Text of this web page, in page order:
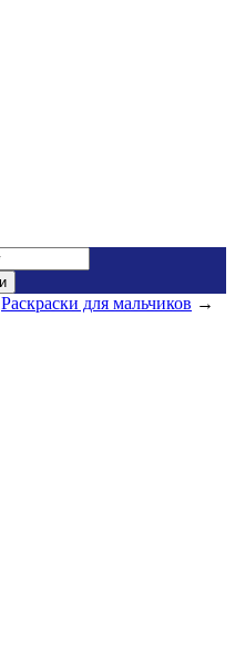
Раскраски для мальчиков →